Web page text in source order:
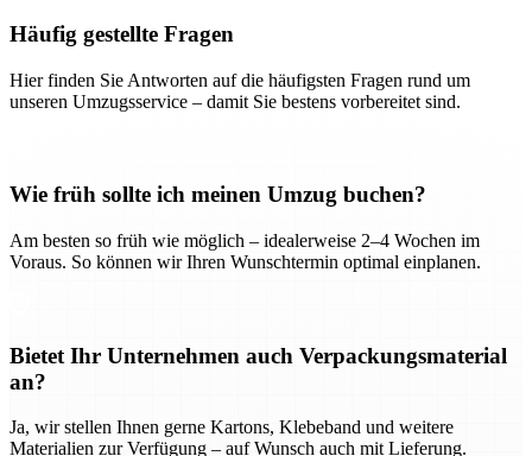
Häufig gestellte Fragen
Hier finden Sie Antworten auf die häufigsten Fragen rund um
unseren Umzugsservice – damit Sie bestens vorbereitet sind.
Wie früh sollte ich meinen Umzug buchen?
Am besten so früh wie möglich – idealerweise 2–4 Wochen im
Voraus. So können wir Ihren Wunschtermin optimal einplanen.
Bietet Ihr Unternehmen auch Verpackungsmaterial
an?
Ja, wir stellen Ihnen gerne Kartons, Klebeband und weitere
Materialien zur Verfügung – auf Wunsch auch mit Lieferung.